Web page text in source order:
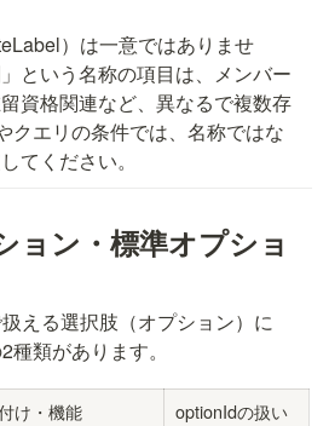
）は一意ではありませ
という名称の項目は、メンバー
資格関連など、異なるで複数存
クエリの条件では、名称ではな
てください。
ョン・標準オプショ
える選択肢（オプション）に
類があります。
け・機能 optionIdの扱い